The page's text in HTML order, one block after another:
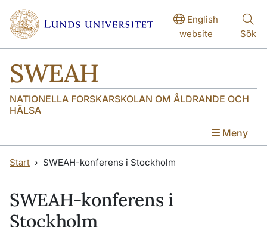
Hoppa till huvudinnehåll
Hoppa till huvudinnehåll
English
website
Sök
SWEAH
NATIONELLA FORSKARSKOLAN OM ÅLDRANDE OCH
HÄLSA
Meny
Start SWEAH-konferens i Stockholm
SWEAH-konferens i
Stockholm